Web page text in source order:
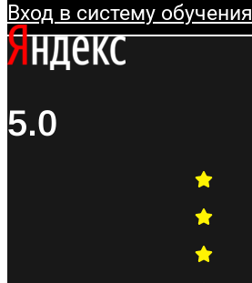
Вход в систему обучения
5.0